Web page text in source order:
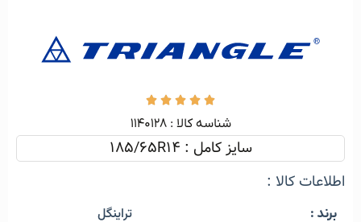





شناسه کالا :‌ ۱۱۴۰۱۲۸
سایز کامل : 185/65R14
اطلاعات کالا :
برند :
تراینگل